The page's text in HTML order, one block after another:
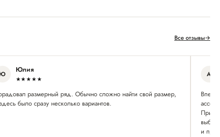
Все отзывы→
Юлия
★★★★★
размерный ряд. Обычно сложно найти свой размер,
было сразу несколько вариантов.
А
и